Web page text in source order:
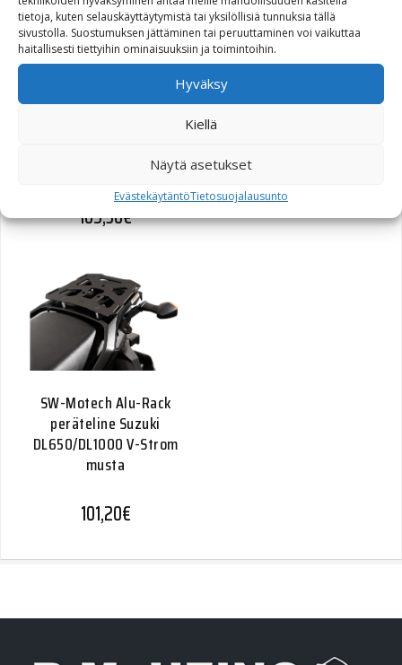
tietoja, kuten selauskäyttäytymistä tai yksilöllisiä tunnuksia tällä
sivustolla. Suostumuksen jättäminen tai peruuttaminen voi vaikuttaa
haitallisesti tiettyihin ominaisuuksiin ja toimintoihin.
Hyväksy
Kiellä
Näytä asetukset
EvästekäytäntöTietosuojalausunto
105,30€
SW-Motech Alu-Rack
peräteline Suzuki
DL650/DL1000 V-Strom
musta
101,20€